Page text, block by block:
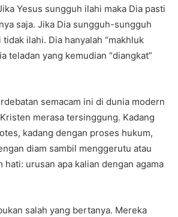
Yesus sungguh ilahi maka Dia pasti
saja. Jika Dia sungguh-sungguh
tidak ilahi. Dia hanyalah “makhluk
teladan yang kemudian “diangkat”
semacam ini di dunia modern
merasa tersinggung. Kadang
kadang dengan proses hukum,
diam sambil menggerutu atau
hati: urusan apa kalian dengan agama
salah yang bertanya. Mereka